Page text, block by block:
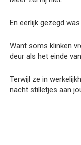
En eerlijk gezegd
Want soms klinken
deur als het einde
Terwijl ze in
nacht stilletjes aan